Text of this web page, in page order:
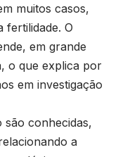
muitos casos,
fertilidade. O
em grande
o que explica por
em investigação
são conhecidas,
a